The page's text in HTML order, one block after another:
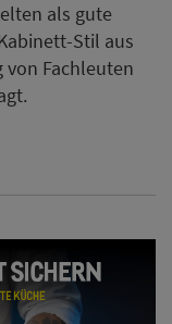
als gute
Stil aus
von Fachleuten